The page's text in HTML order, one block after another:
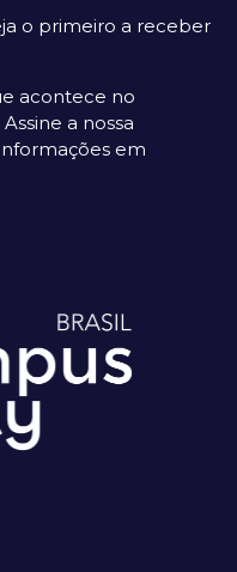
o primeiro a receber
acontece no
a nossa
em